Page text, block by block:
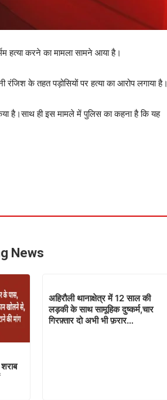
हत्या करने का मामला सामने आया है।
रंजिश के तहत पड़ोसियों पर हत्या का आरोप लगाया है।
है।साथ ही इस मामले में पुलिस का कहना है कि यह
News
अहिरौली थानाक्षेत्र में 12 साल की
लड़की के साथ सामूहिक दुष्कर्म,चार
गिरफ़्तार दो अभी भी फ़रार…